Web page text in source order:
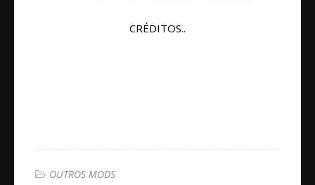
CRÉDITOS..
OUTROS MODS